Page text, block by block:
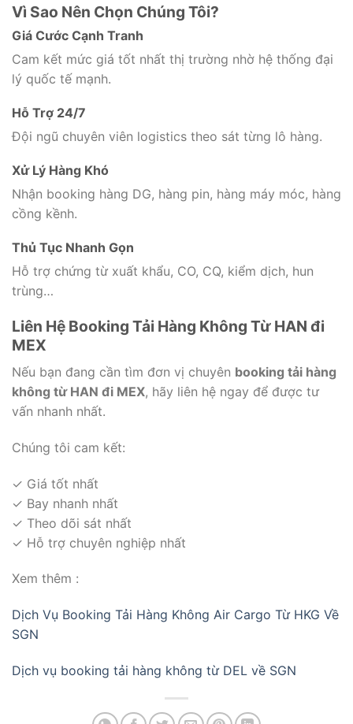
Vì Sao Nên Chọn Chúng Tôi?
Giá Cước Cạnh Tranh
Cam kết mức giá tốt nhất thị trường nhờ hệ thống đại
lý quốc tế mạnh.
Hỗ Trợ 24/7
Đội ngũ chuyên viên logistics theo sát từng lô hàng.
Xử Lý Hàng Khó
Nhận booking hàng DG, hàng pin, hàng máy móc, hàng
cồng kềnh.
Thủ Tục Nhanh Gọn
Hỗ trợ chứng từ xuất khẩu, CO, CQ, kiểm dịch, hun
trùng…
Liên Hệ Booking Tải Hàng Không Từ HAN đi
MEX
Nếu bạn đang cần tìm đơn vị chuyên booking tải hàng
không từ HAN đi MEX, hãy liên hệ ngay để được tư
vấn nhanh nhất.
Chúng tôi cam kết:
✓ Giá tốt nhất
✓ Bay nhanh nhất
✓ Theo dõi sát nhất
✓ Hỗ trợ chuyên nghiệp nhất
Xem thêm :
Dịch Vụ Booking Tải Hàng Không Air Cargo Từ HKG Về
SGN
Dịch vụ booking tải hàng không từ DEL về SGN